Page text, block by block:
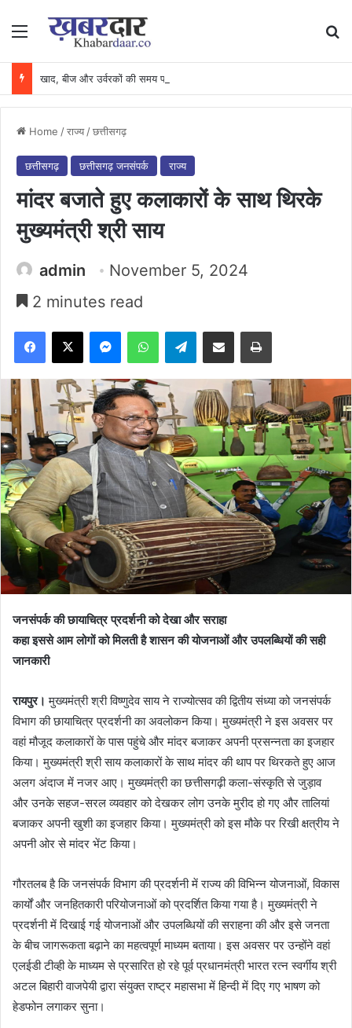
Menu
Home /राज्य /छत्तीसगढ़
छत्तीसगढ़ छत्तीसगढ़ जनसंपर्क राज्य
मांदर बजाते हुए कलाकारों के साथ थिरके
मुख्यमंत्री श्री साय
admin
November 5, 2024
2 minutes read
Facebook
X MessengerWhatsAppTelegramShare via Email Print
जनसंपर्क की छायाचित्र प्रदर्शनी को देखा और सराहा
कहा इससे आम लोगों को मिलती है शासन की योजनाओं और उपलब्धियों की सही
जानकारी
रायपुर। मुख्यमंत्री श्री विष्णुदेव साय ने राज्योत्सव की द्वितीय संध्या को जनसंपर्क
विभाग की छायाचित्र प्रदर्शनी का अवलोकन किया। मुख्यमंत्री ने इस अवसर पर
वहां मौजूद कलाकारों के पास पहुंचे और मांदर बजाकर अपनी प्रसन्नता का इजहार
किया। मुख्यमंत्री श्री साय कलाकारों के साथ मांदर की थाप पर थिरकते हुए आज
अलग अंदाज में नजर आए। मुख्यमंत्री का छत्तीसगढ़ी कला-संस्कृति से जुड़ाव
और उनके सहज-सरल व्यवहार को देखकर लोग उनके मुरीद हो गए और तालियां
बजाकर अपनी खुशी का इजहार किया। मुख्यमंत्री को इस मौके पर रिखी क्षत्रीय ने
अपनी ओर से मांदर भेंट किया।
गौरतलब है कि जनसंपर्क विभाग की प्रदर्शनी में राज्य की विभिन्न योजनाओं, विकास
कार्यों और जनहितकारी परियोजनाओं को प्रदर्शित किया गया है। मुख्यमंत्री ने
प्रदर्शनी में दिखाई गई योजनाओं और उपलब्धियों की सराहना की और इसे जनता
के बीच जागरूकता बढ़ाने का महत्वपूर्ण माध्यम बताया। इस अवसर पर उन्होंने वहां
एलईडी टीव्ही के माध्यम से प्रसारित हो रहे पूर्व प्रधानमंत्री भारत रत्न स्वर्गीय श्री
अटल बिहारी वाजपेयी द्वारा संयुक्त राष्ट्र महासभा में हिन्दी में दिए गए भाषण को
हेडफोन लगाकर सुना।